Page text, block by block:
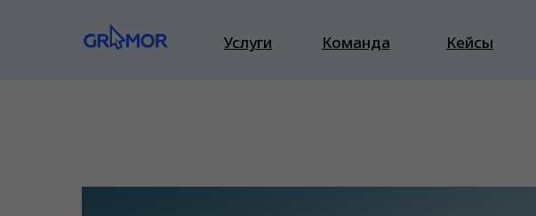
Услуги Кейсы
Команда